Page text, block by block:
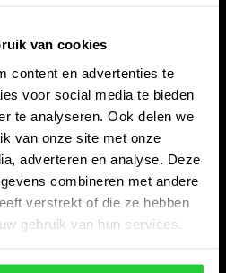
van cookies
content en advertenties te
voor social media te bieden
te analyseren. Ook delen we
van onze site met onze
adverteren en analyse. Deze
combineren met andere
verstrekt of die ze hebben
gebruik van hun services.
van Lelystad en
omstreken.